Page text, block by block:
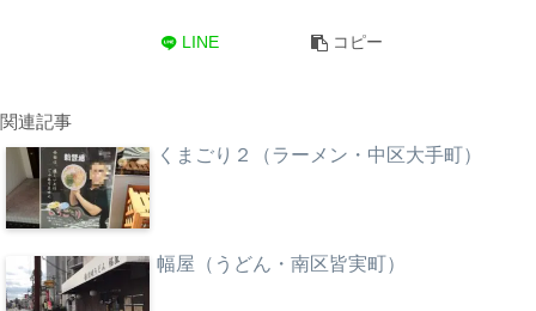
LINE コピー
関連記事
くまごり２（ラーメン・中区大手町）
幅屋（うどん・南区皆実町）